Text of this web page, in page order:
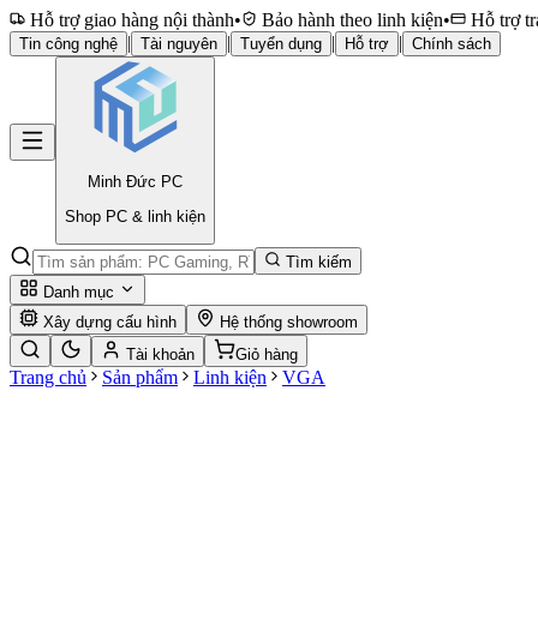
Hỗ trợ giao hàng nội thành• Bảo hành theo linh kiện• Hỗ trợ
Tin công nghệ | Tài nguyên | Tuyển dụng | Hỗ trợ | Chính sách
Minh Đức PC
Shop PC & linh kiện
Tìm kiếm
Danh mục
Xây dựng cấu hình
Hệ thống showroom
Tài khoản
Giỏ hàng
Trang chủ Sản phẩm Linh kiện VGA